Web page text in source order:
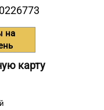
на
карту